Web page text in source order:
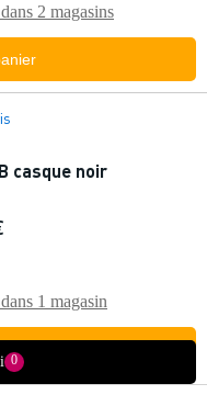
2 magasins
casque noir
1 magasin
0